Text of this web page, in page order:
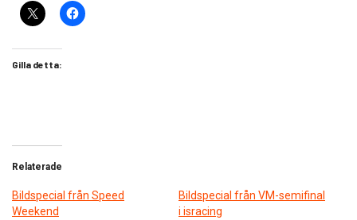
Gilla detta:
Relaterade
Bildspecial från Speed
Weekend
Bildspecial från VM-semifinal
i isracing